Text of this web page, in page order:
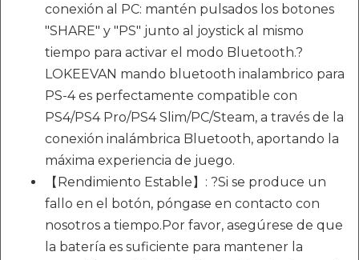
conexión al PC: mantén pulsados los botones
"SHARE" y "PS" junto al joystick al mismo
tiempo para activar el modo Bluetooth.?
LOKEEVAN mando bluetooth inalambrico para
PS-4 es perfectamente compatible con
PS4/PS4 Pro/PS4 Slim/PC/Steam, a través de la
conexión inalámbrica Bluetooth, aportando la
máxima experiencia de juego.
【Rendimiento Estable】: ?Si se produce un
fallo en el botón, póngase en contacto con
nosotros a tiempo.Por favor, asegúrese de que
la batería es suficiente para mantener la